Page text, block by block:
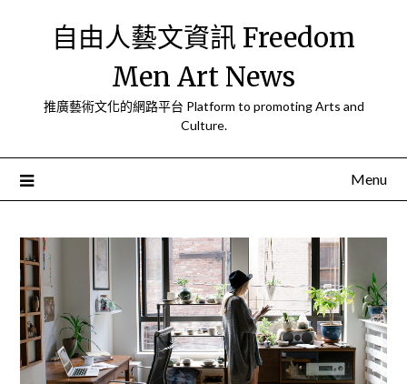
自由人藝文資訊 Freedom
Men Art News
推廣藝術文化的網路平台 Platform to promoting Arts and
Culture.
Menu